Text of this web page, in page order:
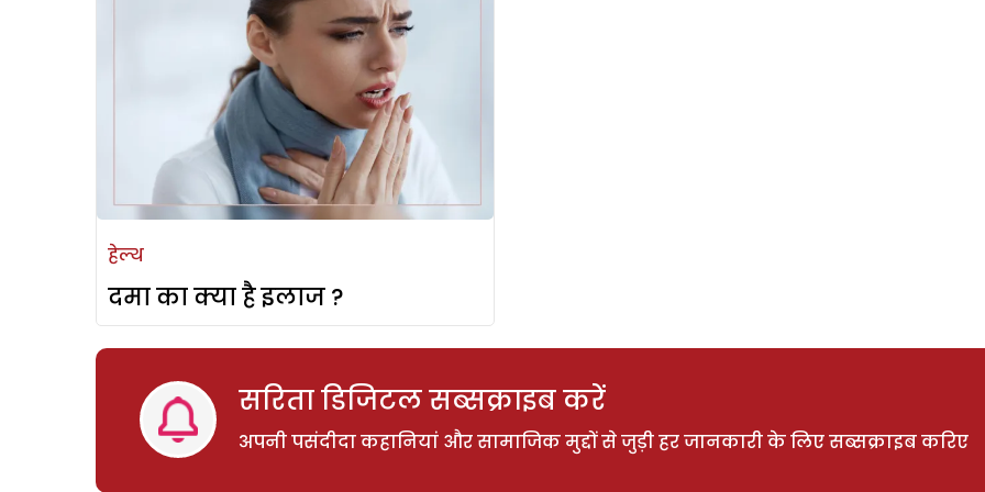
हेल्थ
दमा का क्या है इलाज ?
सरिता डिजिटल सब्सक्राइब करें
अपनी पसंदीदा कहानियां और सामाजिक मुद्दों से जुड़ी हर जानकारी के लिए सब्सक्राइब करिए